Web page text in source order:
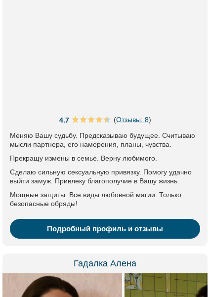
4.7 (Отзывы: 8)
Меняю Вашу судьбу. Предсказываю будущее. Считываю
мысли партнера, его намерения, планы, чувства.
Прекращу измены в семье. Верну любимого.
Сделаю сильную сексуальную привязку. Помогу удачно
выйти замуж. Привлеку благополучие в Вашу жизнь.
Мощные защиты. Все виды любовной магии. Только
безопасные обряды!
Подробный профиль и отзывы
Гадалка Алена